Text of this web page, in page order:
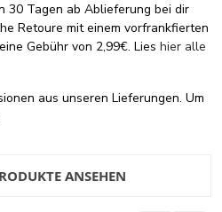
30 Tagen ab Ablieferung bei dir
Retoure mit einem vorfrankfierten
Gebühr von 2,99€. Lies hier alle
aus unseren Lieferungen. Um
ANSEHEN